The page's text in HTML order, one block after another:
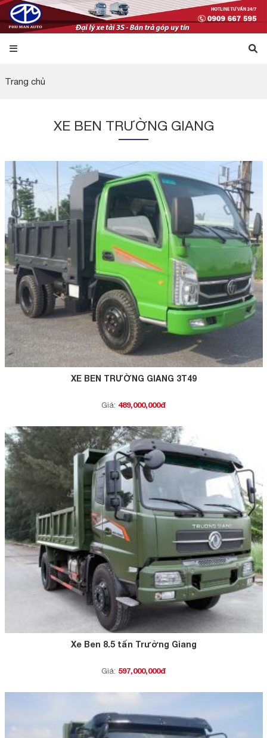
Trang chủ
XE BEN TRƯỜNG GIANG
XE BEN TRƯỜNG GIANG 3T49
Giá: 489,000,000đ
Xe Ben 8.5 tấn Trường Giang
Giá: 597,000,000đ